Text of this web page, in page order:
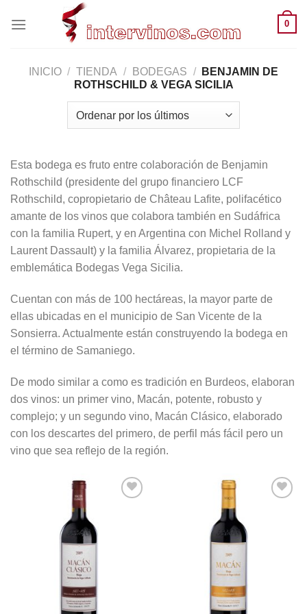
0
INICIO / TIENDA / BODEGAS /
BENJAMIN DE
ROTHSCHILD & VEGA SICILIA
Esta bodega es fruto entre colaboración de Benjamin
Rothschild (presidente del grupo financiero LCF
Rothschild, copropietario de Château Lafite, polifacético
amante de los vinos que colabora también en Sudáfrica
con la familia Rupert, y en Argentina con Michel Rolland y
Laurent Dassault) y la familia Álvarez, propietaria de la
emblemática Bodegas Vega Sicilia.
Cuentan con más de 100 hectáreas, la mayor parte de
ellas ubicadas en el municipio de San Vicente de la
Sonsierra. Actualmente están construyendo la bodega en
el término de Samaniego.
De modo similar a como es tradición en Burdeos, elaboran
dos vinos: un primer vino, Macán, potente, robusto y
complejo; y un segundo vino, Macán Clásico, elaborado
con los descartes del primero, de perfil más fácil pero un
vino que sea reflejo de la región.